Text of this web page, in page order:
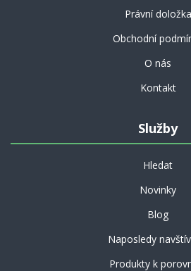
Právní doložka
Obchodní
O nás
Kontakt
Služby
Hledat
Novinky
Blog
Naposledy
Produkty k